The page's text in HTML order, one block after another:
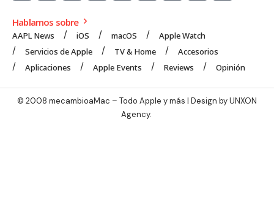
Hablamos sobre
AAPL News iOS macOS
Apple Watch
Servicios de Apple
TV & Home
Accesorios
Aplicaciones
Apple Events Reviews Opinión
© 2008 mecambioaMac – Todo Apple y más | Design byUNXON
Agency.